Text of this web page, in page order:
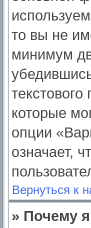
то вы не
минимум
которые
опции
означает,
Вернуться к
» Почему